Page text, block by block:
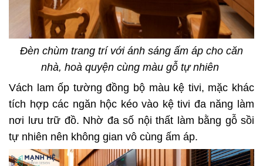
Đèn chùm trang trí với ánh sáng ấm áp cho căn
nhà, hoà quyện cùng màu gỗ tự nhiên
Vách lam ốp tường đồng bộ màu kệ tivi, mặc khác
tích hợp các ngăn hộc kéo vào kệ tivi đa năng làm
nơi lưu trữ đồ. Nhờ đa số nội thất làm bằng gỗ sồi
tự nhiên nên không gian vô cùng ấm áp.